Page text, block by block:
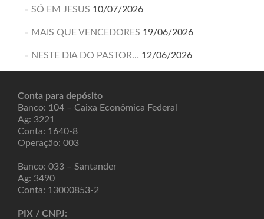
SÓ EM JESUS 10/07/2026
MAIS QUE VENCEDORES 19/06/2026
NESTE DIA DO PASTOR… 12/06/2026
Conta para depósito
Banco: 104 – Caixa Econômica Federal
Ag: 3221
Conta: 1640-8
Operação: 003
Banco: 033 – Santander
Ag: 3490
Conta: 13000853-2
PIX / CNPJ: